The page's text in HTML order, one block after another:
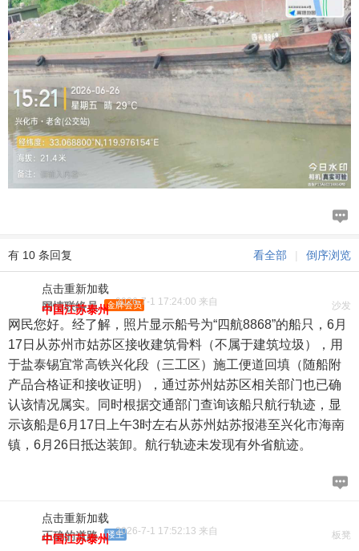
看全部 | 倒序浏览
有 10 条回复
点击重新加载
沙发
网情联络员 金牌会员
2026-7-1 17:24:00 来自
中国江苏泰州
网民您好。经了解，照片显示船号为“四航8868”的船只，6月
17日从苏州市姑苏区接收建筑骨料（不属于建筑垃圾），用
于盐泰锡宜常高铁兴化段（三工区）施工便道回填（随船附
产品合格证和接收证明），通过苏州姑苏区相关部门也已确
认该情况属实。同时根据交通部门查询该船只航行轨迹，显
示该船是6月17日上午3时左右从苏州姑苏报港至兴化市海南
镇，6月26日抵达装卸。航行轨迹未发现有外省航迹。
点击重新加载
板凳
正确的道路 楼主2026-7-1 17:52:13 来自
中国江苏泰州